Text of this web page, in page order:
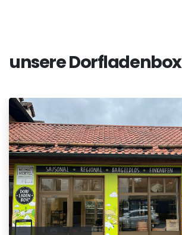
unsere Dorfladenbox